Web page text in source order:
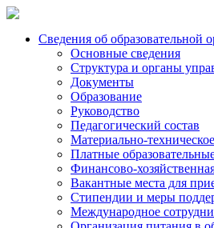
Сведения об образовательной
Основные сведения
Структура и органы
Документы
Образование
Руководство
Педагогический состав
Материально-
Платные
Финансово-
Вакантные места для
Стипендии и меры
Международное